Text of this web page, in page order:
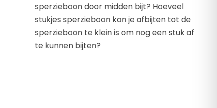
sperzieboon door midden bijt? Hoeveel
stukjes sperzieboon kan je afbijten tot de
sperzieboon te klein is om nog een stuk af
te kunnen bijten?